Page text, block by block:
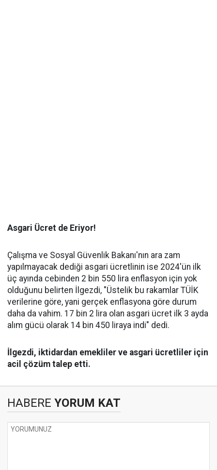
Asgari Ücret de Eriyor!
Çalışma ve Sosyal Güvenlik Bakanı'nın ara zam
yapılmayacak dediği asgari ücretlinin ise 2024'ün ilk
üç ayında cebinden 2 bin 550 lira enflasyon için yok
olduğunu belirten İlgezdi, "Üstelik bu rakamlar TÜİK
verilerine göre, yani gerçek enflasyona göre durum
daha da vahim. 17 bin 2 lira olan asgari ücret ilk 3 ayda
alım gücü olarak 14 bin 450 liraya indi" dedi.
İlgezdi, iktidardan emekliler ve asgari ücretliler için
acil çözüm talep etti.
HABERE YORUM KAT